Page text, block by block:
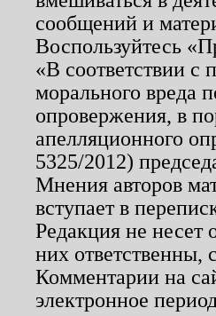
сообщений и
Воспользуйтесь
«В соответствии
морального вреда
опровержения, в
апелляционного
5325/2012)
Мнения авторов
вступает в
Редакция не несет
них ответственны,
Комментарии на
электронное